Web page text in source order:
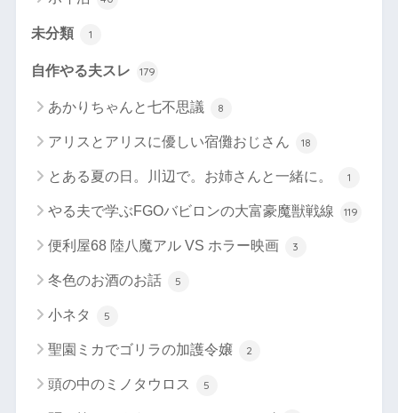
未分類 1
自作やる夫スレ 179
あかりちゃんと七不思議 8
アリスとアリスに優しい宿儺おじさん 18
とある夏の日。川辺で。お姉さんと一緒に。 1
やる夫で学ぶFGOバビロンの大富豪魔獣戦線 119
便利屋68 陸八魔アル VS ホラー映画 3
冬色のお酒のお話 5
小ネタ 5
聖園ミカでゴリラの加護令嬢 2
頭の中のミノタウロス 5